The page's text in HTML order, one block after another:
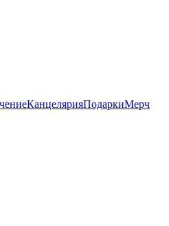
КанцелярияПодаркиМерч